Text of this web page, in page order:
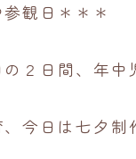
観日＊＊＊
２日間、年中
今日は七夕